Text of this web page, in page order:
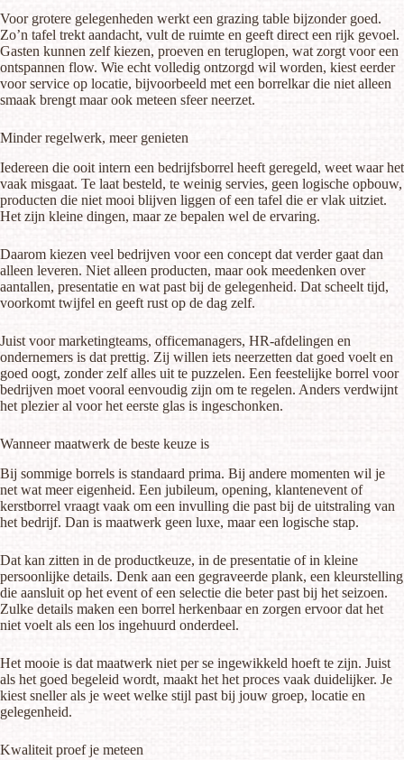
Voor grotere gelegenheden werkt een grazing table bijzonder goed.
Zo’n tafel trekt aandacht, vult de ruimte en geeft direct een rijk gevoel.
Gasten kunnen zelf kiezen, proeven en teruglopen, wat zorgt voor een
ontspannen flow. Wie echt volledig ontzorgd wil worden, kiest eerder
voor service op locatie, bijvoorbeeld met een borrelkardie niet alleen
smaak brengt maar ook meteen sfeer neerzet.
Minder regelwerk, meer genieten
Iedereen die ooit intern een bedrijfsborrel heeft geregeld, weet waar het
vaak misgaat. Te laat besteld, te weinig servies, geen logische opbouw,
producten die niet mooi blijven liggen of een tafel die er vlak uitziet.
Het zijn kleine dingen, maar ze bepalen wel de ervaring.
Daarom kiezen veel bedrijven voor een concept dat verder gaat dan
alleen leveren. Niet alleen producten, maar ook meedenken over
aantallen, presentatie en wat past bij de gelegenheid. Dat scheelt tijd,
voorkomt twijfel en geeft rust op de dag zelf.
Juist voor marketingteams, officemanagers, HR-afdelingen en
ondernemers is dat prettig. Zij willen iets neerzetten dat goed voelt en
goed oogt, zonder zelf alles uit te puzzelen. Een feestelijke borrel voor
bedrijven moet vooral eenvoudig zijn om te regelen. Anders verdwijnt
het plezier al voor het eerste glas is ingeschonken.
Wanneer maatwerk de beste keuze is
Bij sommige borrels is standaard prima. Bij andere momenten wil je
net wat meer eigenheid. Een jubileum, opening, klantenevent of
kerstborrel vraagt vaak om een invulling die past bij de uitstraling van
het bedrijf. Dan is maatwerk geen luxe, maar een logische stap.
Dat kan zitten in de productkeuze, in de presentatie of in kleine
persoonlijke details. Denk aan een gegraveerde plank, een kleurstelling
die aansluit op het event of een selectie die beter past bij het seizoen.
Zulke details maken een borrel herkenbaar en zorgen ervoor dat het
niet voelt als een los ingehuurd onderdeel.
Het mooie is dat maatwerk niet per se ingewikkeld hoeft te zijn. Juist
als het goed begeleid wordt, maakt het het proces vaak duidelijker. Je
kiest sneller als je weet welke stijl past bij jouw groep, locatie en
gelegenheid.
Kwaliteit proef je meteen